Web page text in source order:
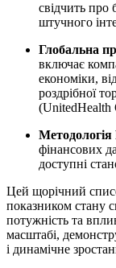
свідчить про
штучного
Глобальна
включає
економіки,
роздрібної
(UnitedHealth
Методологія
фінансових
доступні
Цей щорічний
показником стану
потужність та
масштабі,
і динамічне